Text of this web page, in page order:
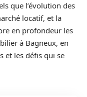
que l’évolution des
locatif, et la
en profondeur les
à Bagneux, en
et les défis qui se